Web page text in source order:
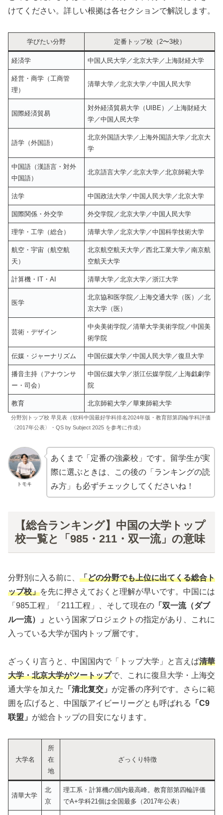
けてください。詳しい根拠は各セクションで解説します。
学びたい分野 定番トップ校（2〜3校）
経済学 中国人民大学／北京大学／上海財経大学
経営・商学（工商管
理）
清華大学／北京大学／中国人民大学
国際経済貿易
対外経済貿易大学（UIBE）／上海財経大
学／中国人民大学
語学（外国語）
北京外国語大学／上海外国語大学／北京大
学
中国語（漢語言・対外
中国語）
北京語言大学／北京大学／北京師範大学
法学 中国政法大学／中国人民大学／北京大学
国際関係・外交学 外交学院／北京大学／中国人民大学
理学・工学（総合） 清華大学／北京大学／中国科学技術大学
航空・宇宙（航空航
天）
北京航空航天大学／西北工業大学／南京航
空航天大学
計算機・IT・AI 清華大学／北京大学／浙江大学
医学
北京協和医学院／上海交通大学（医）／北
京大学（医）
芸術・デザイン
中央美術学院／清華大学美術学院／中国美
術学院
伝媒・ジャーナリズム 中国伝媒大学／中国人民大学／復旦大学
播音主持（アナウンサ
ー・司会）
中国伝媒大学／浙江伝媒学院／上海戯劇学
院
教育 北京師範大学／華東師範大学
分野別トップ校 早見表（软科中国最好学科排名2024年版・教育部第四輪学科評価
〈2017年公表〉・QS by Subject 2025 を参考に作成）
トモキ
あくまで「定番の強豪校」です。留学生が実
際に選ぶときは、この後の「ランキングの読
み方」も必ずチェックしてくださいね！
【総合ランキング】中国の大学トップ
校一覧と「985・211・双一流」の意味
分野別に入る前に、 「どの分野でも上位に出てくる総合ト
ップ校」を先に押さえておくと理解が早いです。中国には
「985工程」「211工程」、そして現在の 「双一流（ダブ
ル一流）」
という国家プロジェクトの指定があり、これに
入っている大学が国内トップ層です。
ざっくり言うと、中国国内で「トップ大学」と言えば清華
大学・北京大学がツートップで、これに復旦大学・上海交
通大学を加えた
「清北复交」 が定番の序列です。さらに範
囲を広げると、中国版アイビーリーグとも呼ばれる
「C9
联盟」 が総合トップの目安になります。
大学名
所
在
地
ざっくり特徴
清華大学
北
京
理工系・計算機の国内最高峰。教育部第四輪評価
でA+学科21個は全国最多（2017年公表）